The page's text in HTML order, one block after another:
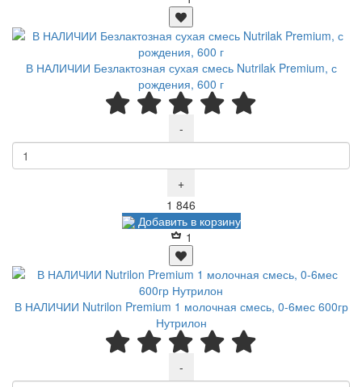
В НАЛИЧИИ Безлактозная сухая смесь Nutrilak Premium, с
рождения, 600 г
-
+
1 846
Добавить в корзину
1
В НАЛИЧИИ Nutrilon Premium 1 молочная смесь, 0-6мес 600гр
Нутрилон
-